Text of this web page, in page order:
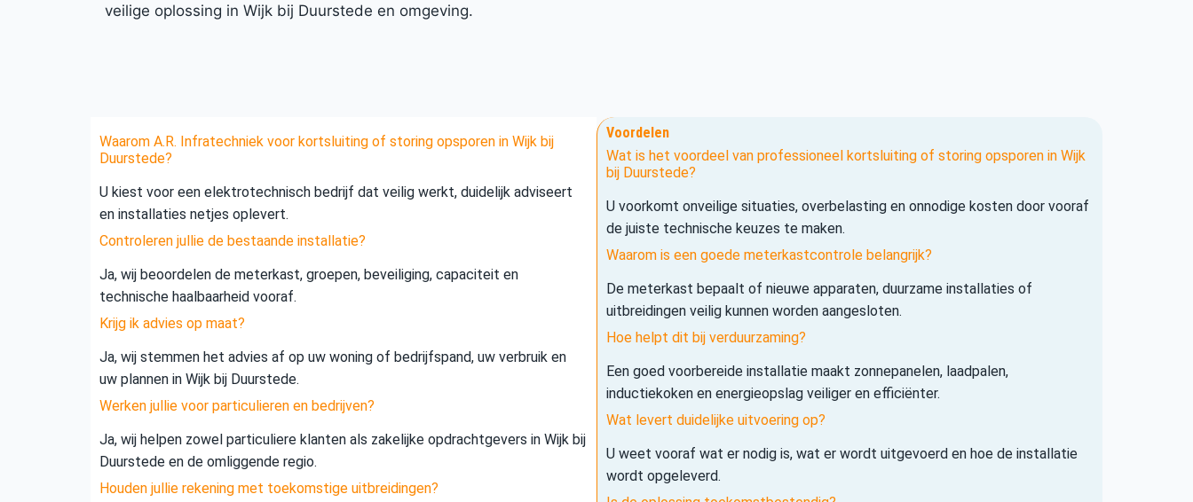
veilige oplossing in Wijk bij Duurstede en omgeving.
Waarom A.R. Infratechniek voor kortsluiting of storing opsporen in Wijk bij
Duurstede?
U kiest voor een elektrotechnisch bedrijf dat veilig werkt, duidelijk adviseert
en installaties netjes oplevert.
Controleren jullie de bestaande installatie?
Ja, wij beoordelen de meterkast, groepen, beveiliging, capaciteit en
technische haalbaarheid vooraf.
Krijg ik advies op maat?
Ja, wij stemmen het advies af op uw woning of bedrijfspand, uw verbruik en
uw plannen in Wijk bij Duurstede.
Werken jullie voor particulieren en bedrijven?
Ja, wij helpen zowel particuliere klanten als zakelijke opdrachtgevers in Wijk bij
Duurstede en de omliggende regio.
Houden jullie rekening met toekomstige uitbreidingen?
Voordelen
Wat is het voordeel van professioneel kortsluiting of storing opsporen in Wijk
bij Duurstede?
U voorkomt onveilige situaties, overbelasting en onnodige kosten door vooraf
de juiste technische keuzes te maken.
Waarom is een goede meterkastcontrole belangrijk?
De meterkast bepaalt of nieuwe apparaten, duurzame installaties of
uitbreidingen veilig kunnen worden aangesloten.
Hoe helpt dit bij verduurzaming?
Een goed voorbereide installatie maakt zonnepanelen, laadpalen,
inductiekoken en energieopslag veiliger en efficiënter.
Wat levert duidelijke uitvoering op?
U weet vooraf wat er nodig is, wat er wordt uitgevoerd en hoe de installatie
wordt opgeleverd.